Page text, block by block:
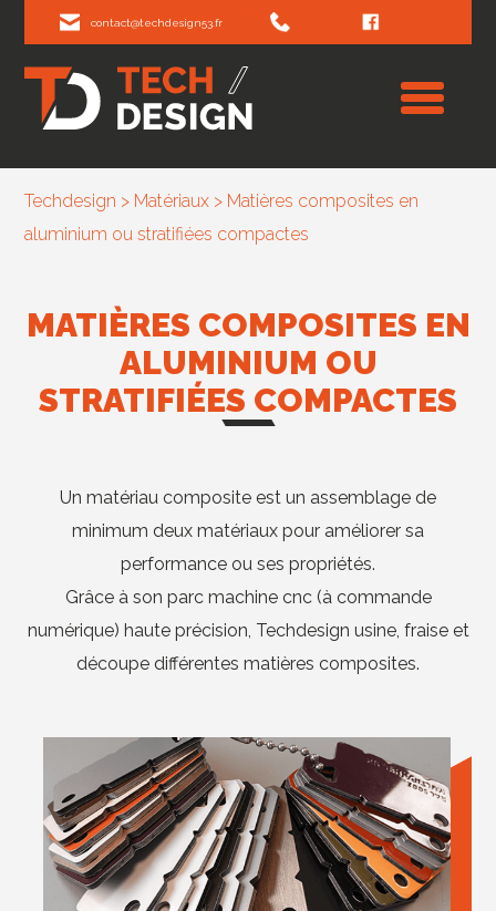
contact@techdesign53.fr
Techdesign > Matériaux > Matières composites en
aluminium ou stratifiées compactes
MATIÈRES COMPOSITES EN
ALUMINIUM OU
STRATIFIÉES COMPACTES
Un matériau composite est un assemblage de
minimum deux matériaux pour améliorer sa
performance ou ses propriétés.
Grâce à son parc machine cnc (à commande
numérique) haute précision, Techdesign usine, fraise et
découpe différentes matières composites.